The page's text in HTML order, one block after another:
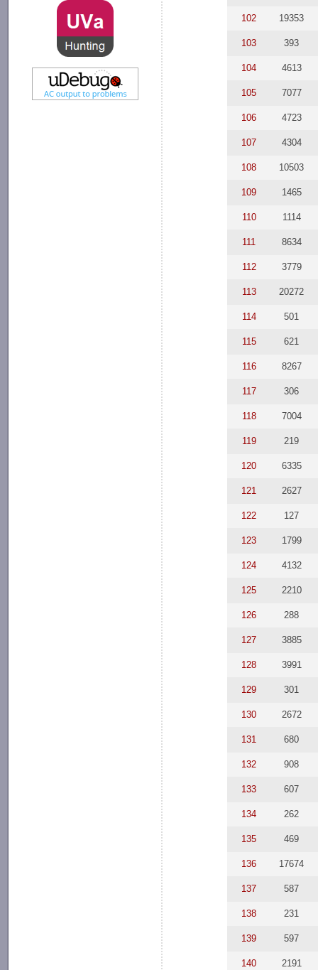
102 19353
103 393
104 4613
105 7077
106 4723
107 4304
108 10503
109 1465
110 1114
111 8634
112 3779
113 20272
114 501
115 621
116 8267
117 306
118 7004
119 219
120 6335
121 2627
122 127
123 1799
124 4132
125 2210
126 288
127 3885
128 3991
129 301
130 2672
131 680
132 908
133 607
134 262
135 469
136 17674
137 587
138 231
139 597
140 2191